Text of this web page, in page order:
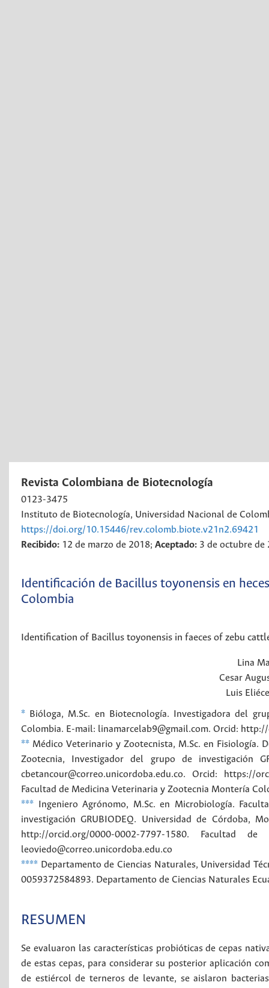
Revista Colombiana de Biotecnología
0123-3475
Instituto de Biotecnología, Universidad Nacional de
https://doi.org/10.15446/rev.colomb.biote.v21n2.69421
Recibido: 12 de marzo de 2018; Aceptado: 3 de octubre de
Identificación de Bacillus toyonensis en
Colombia
Identification of Bacillus toyonensis in faeces of zebu
Lina
Cesar
Luis
* Bióloga, M.Sc. en Biotecnología. Investigadora del
Colombia. E-mail: linamarcelab9@gmail.com. Orcid:
** Médico Veterinario y Zootecnista, M.Sc. en Fisiología.
Zootecnia, Investigador del grupo de investigación
cbetancour@correo.unicordoba.edu.co. Orcid: https://
Facultad de Medicina Veterinaria y Zootecnia Montería
***
Ingeniero Agrónomo, M.Sc. en Microbiología.
investigación GRUBIODEQ. Universidad de Córdoba,
http://orcid.org/0000-0002-7797-1580.
Facultad de
leoviedo@correo.unicordoba.edu.co
**** Departamento de Ciencias Naturales, Universidad
0059372584893. Departamento de Ciencias Naturales
RESUMEN
Se evaluaron las características probióticas de cepas
de estas cepas, para considerar su posterior aplicación
de estiércol de terneros de levante, se aislaron